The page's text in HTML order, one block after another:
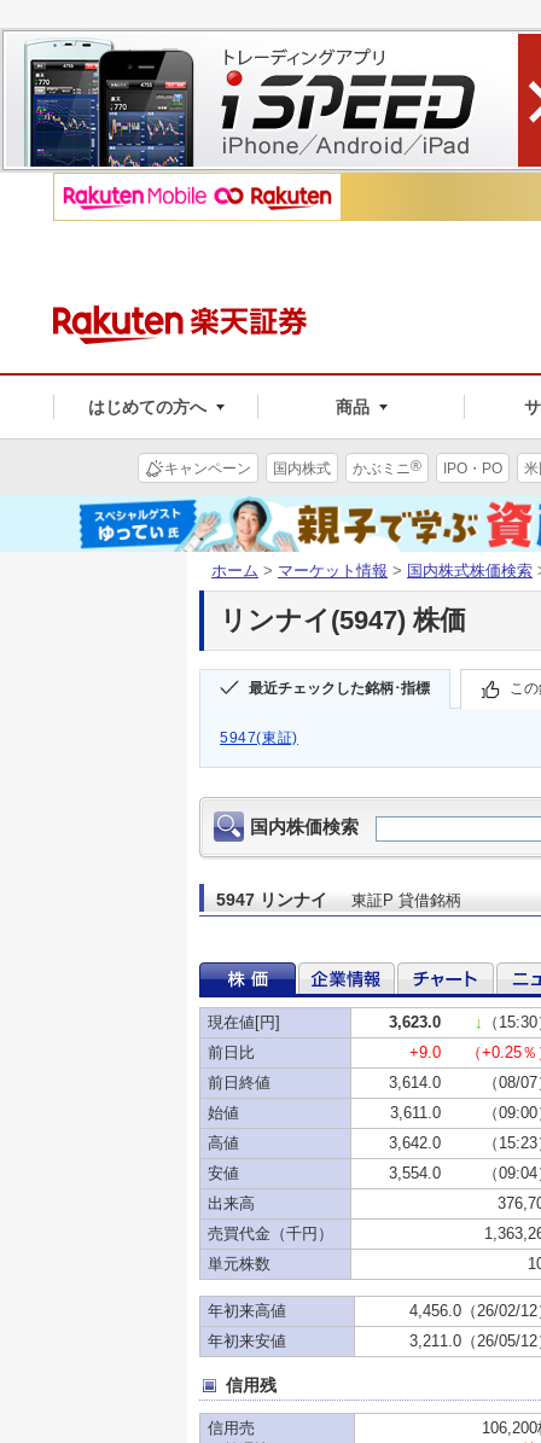
はじめての方へ 商品
キャンペーン 国内株式 かぶミニ® IPO・PO
ホーム > マーケット情報 > 国内株式株価検索
リンナイ(5947) 株価
最近チェックした銘柄･指標 こ
5947(東証)